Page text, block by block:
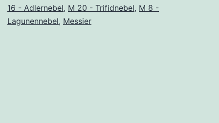
16
16 - Adlernebel, M 20 - Trifidnebel, M 8 -
Lagunennebel, Messier